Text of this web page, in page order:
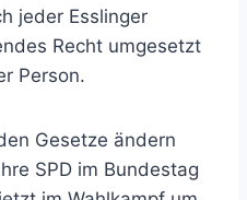
jeder Esslinger
Recht umgesetzt
Person.
Gesetze ändern
SPD im Bundestag